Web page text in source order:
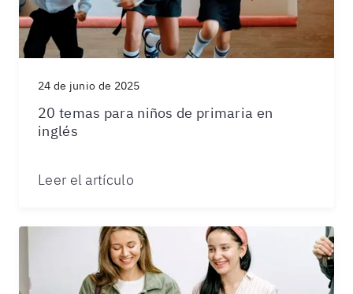
24 de junio de 2025
20 temas para niños de primaria en
inglés
Leer el artículo